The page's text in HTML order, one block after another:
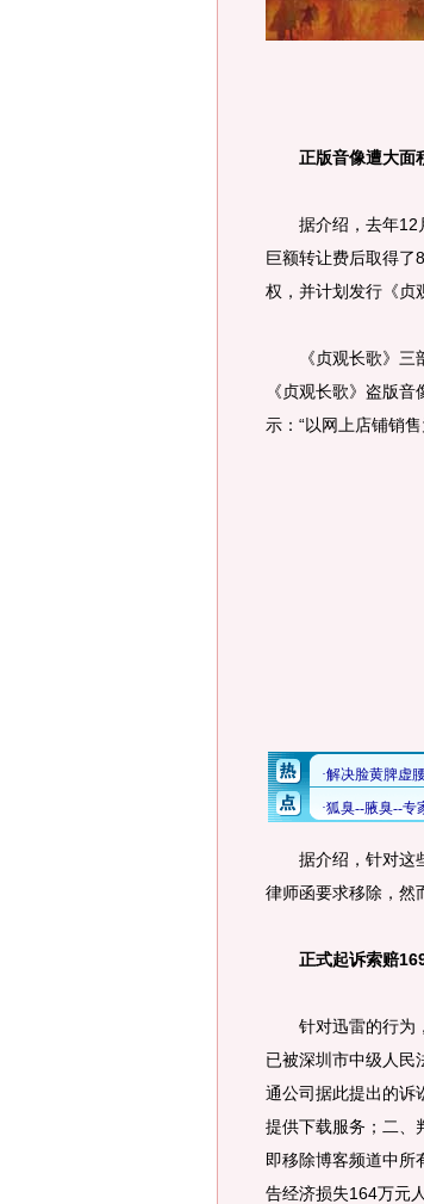
正版音像遭大面
据介绍，去年12月
巨额转让费后取得了
权，并计划发行《贞
《贞观长歌》三部
《贞观长歌》盗版
示：“以网上店铺销
据介绍，针对这些
律师函要求移除，然
正式起诉索赔
针对迅雷的行为，
已被深圳市中级人民
通公司据此提出的诉
提供下载服务；二、
即移除博客频道中所
告经济损失164万元